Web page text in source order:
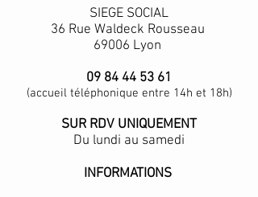
SIEGE SOCIAL
36 Rue Waldeck Rousseau
69006 Lyon
09 84 44 53 61
(accueil téléphonique entre 14h et 18h)
SUR RDV UNIQUEMENT
Du lundi au samedi
INFORMATIONS